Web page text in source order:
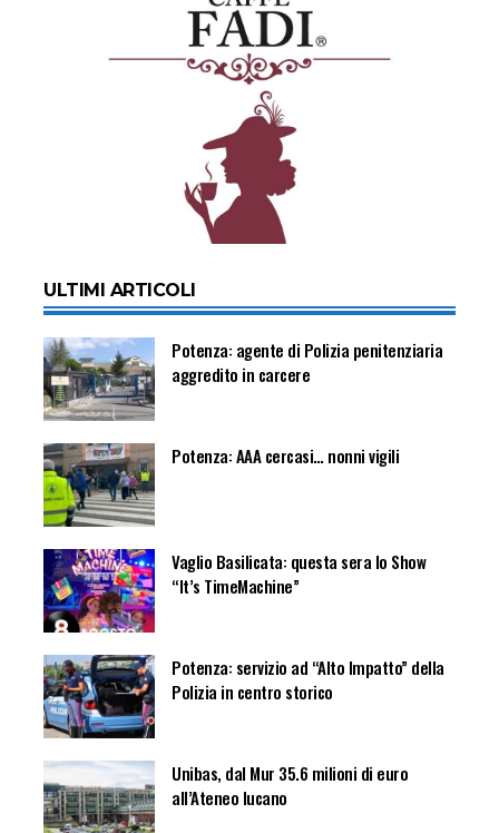
ULTIMI ARTICOLI
Potenza: agente di Polizia penitenziaria
aggredito in carcere
Potenza: AAA cercasi… nonni vigili
Vaglio Basilicata: questa sera lo Show
“It’s TimeMachine”
Potenza: servizio ad “Alto Impatto” della
Polizia in centro storico
Unibas, dal Mur 35.6 milioni di euro
all’Ateneo lucano